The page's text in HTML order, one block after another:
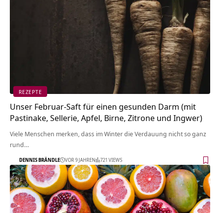
REZEPTE
Unser Februar-Saft für einen gesunden Darm (mit
Pastinake, Sellerie, Apfel, Birne, Zitrone und Ingwer)
Viele Menschen merken, dass im Winter die Verdauung nicht so ganz
rund…
DENNIS BRÄNDLE VOR 9 JAHREN 721 VIEWS